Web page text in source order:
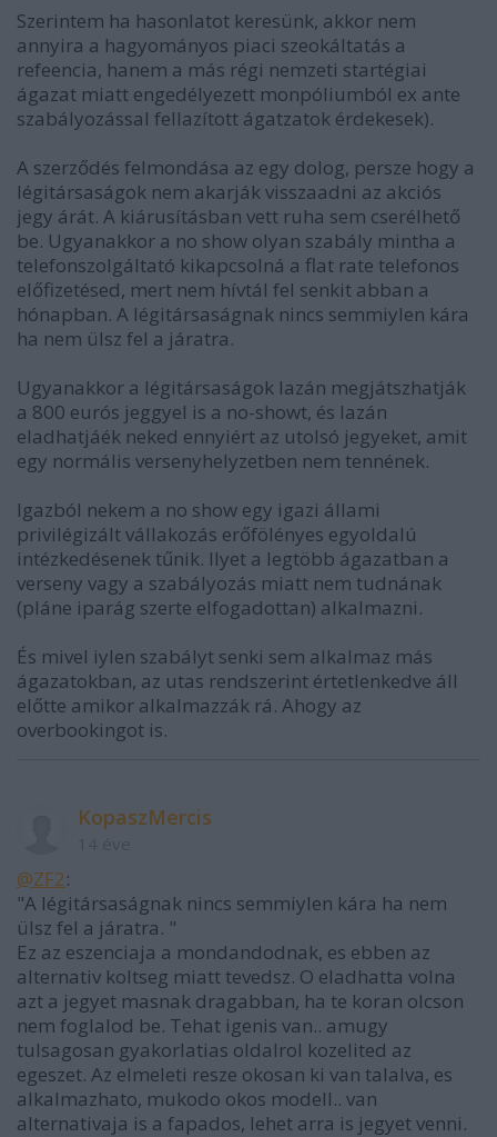
Szerintem ha hasonlatot keresünk, akkor nem
annyira a hagyományos piaci szeokáltatás a
refeencia, hanem a más régi nemzeti startégiai
ágazat miatt engedélyezett monpóliumból ex ante
szabályozással fellazított ágatzatok érdekesek).
A szerződés felmondása az egy dolog, persze hogy a
légitársaságok nem akarják visszaadni az akciós
jegy árát. A kiárusításban vett ruha sem cserélhető
be. Ugyanakkor a no show olyan szabály mintha a
telefonszolgáltató kikapcsolná a flat rate telefonos
előfizetésed, mert nem hívtál fel senkit abban a
hónapban. A légitársaságnak nincs semmiylen kára
ha nem ülsz fel a járatra.
Ugyanakkor a légitársaságok lazán megjátszhatják
a 800 eurós jeggyel is a no-showt, és lazán
eladhatjáék neked ennyiért az utolsó jegyeket, amit
egy normális versenyhelyzetben nem tennének.
Igazból nekem a no show egy igazi állami
privilégizált vállakozás erőfölényes egyoldalú
intézkedésenek tűnik. Ilyet a legtöbb ágazatban a
verseny vagy a szabályozás miatt nem tudnának
(pláne iparág szerte elfogadottan) alkalmazni.
És mivel iylen szabályt senki sem alkalmaz más
ágazatokban, az utas rendszerint értetlenkedve áll
előtte amikor alkalmazzák rá. Ahogy az
overbookingot is.
KopaszMercis
@ZF2:
"A légitársaságnak nincs semmiylen kára ha nem
ülsz fel a járatra. "
Ez az eszenciaja a mondandodnak, es ebben az
alternativ koltseg miatt tevedsz. O eladhatta volna
azt a jegyet masnak dragabban, ha te koran olcson
nem foglalod be. Tehat igenis van.. amugy
tulsagosan gyakorlatias oldalrol kozelited az
egeszet. Az elmeleti resze okosan ki van talalva, es
alkalmazhato, mukodo okos modell.. van
alternativaja is a fapados, lehet arra is jegyet venni.